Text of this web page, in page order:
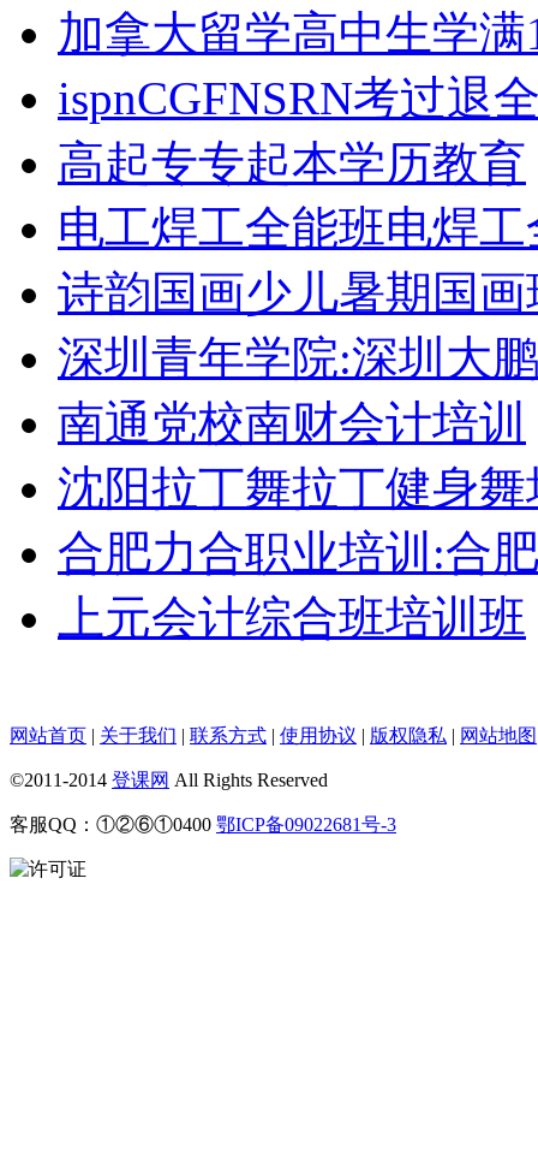
加拿大留学高中生学满
ispnCGFNSRN考过退
高起专专起本学历教育
电工焊工全能班电焊
诗韵国画少儿暑期国
深圳青年学院:深圳大
南通党校南财会计培训
沈阳拉丁舞拉丁健身舞
合肥力合职业培训:合
上元会计综合班培训班
网站首页 | 关于我们 | 联系方式 | 使用协议 | 版权隐私 | 网站地图
©2011-2014 登课网 All Rights Reserved
客服QQ：①②⑥①0400 鄂ICP备09022681号-3